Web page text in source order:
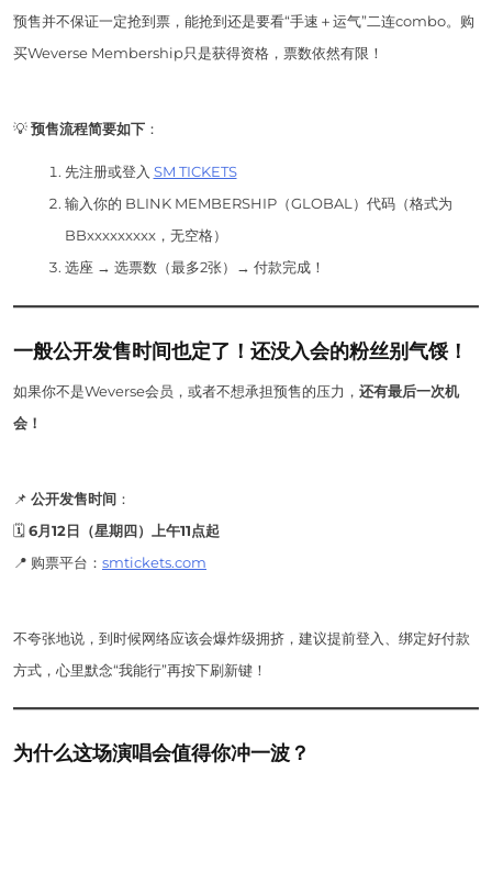
预售并不保证一定抢到票，能抢到还是要看“手速＋运气”二连combo。购
买Weverse Membership只是获得资格，票数依然有限！
💡预售流程简要如下 ：
先注册或登入 SM TICKETS
输入你的 BLINK MEMBERSHIP（GLOBAL）代码（格式为
BBxxxxxxxxx，无空格）
选座 → 选票数（最多2张）→ 付款完成！
一般公开发售时间也定了！还没入会的粉丝别气馁！
如果你不是Weverse会员，或者不想承担预售的压力， 还有最后一次机
会！
📌 公开发售时间 ：
🗓️6月12日（星期四）上午11点起
📍 购票平台： smtickets.com
不夸张地说，到时候网络应该会爆炸级拥挤，建议提前登入、绑定好付款
方式，心里默念“我能行”再按下刷新键！
为什么这场演唱会值得你冲一波？